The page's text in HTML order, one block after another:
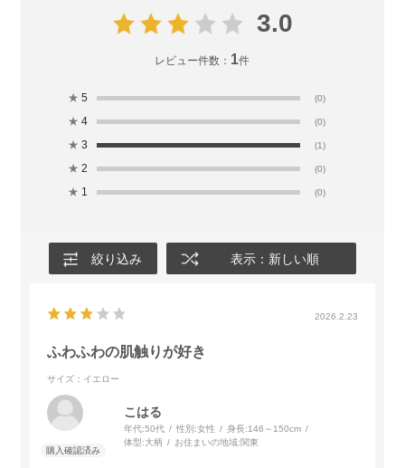
3.0
レビュー件数： 1件
★ 5 (0)
★ 4 (0)
★ 3 (1)
★ 2 (0)
★ 1 (0)
絞り込み 表示：新しい順
2026.2.23
ふわふわの肌触りが好き
サイズ：イエロー
こはる
年代:50代 性別:女性 身長:146～150cm
体型:大柄 お住まいの地域:関東